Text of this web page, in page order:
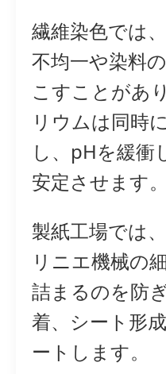
繊維染色では
不均一や染料
こすことがあ
リウムは同時
し、pHを緩衝
安定させます。
製紙工場では
リニエ機械の
詰まるのを防
着、シート形
ートします。